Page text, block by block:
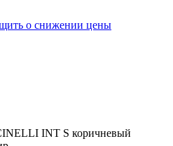
о снижении цены
INT S коричневый